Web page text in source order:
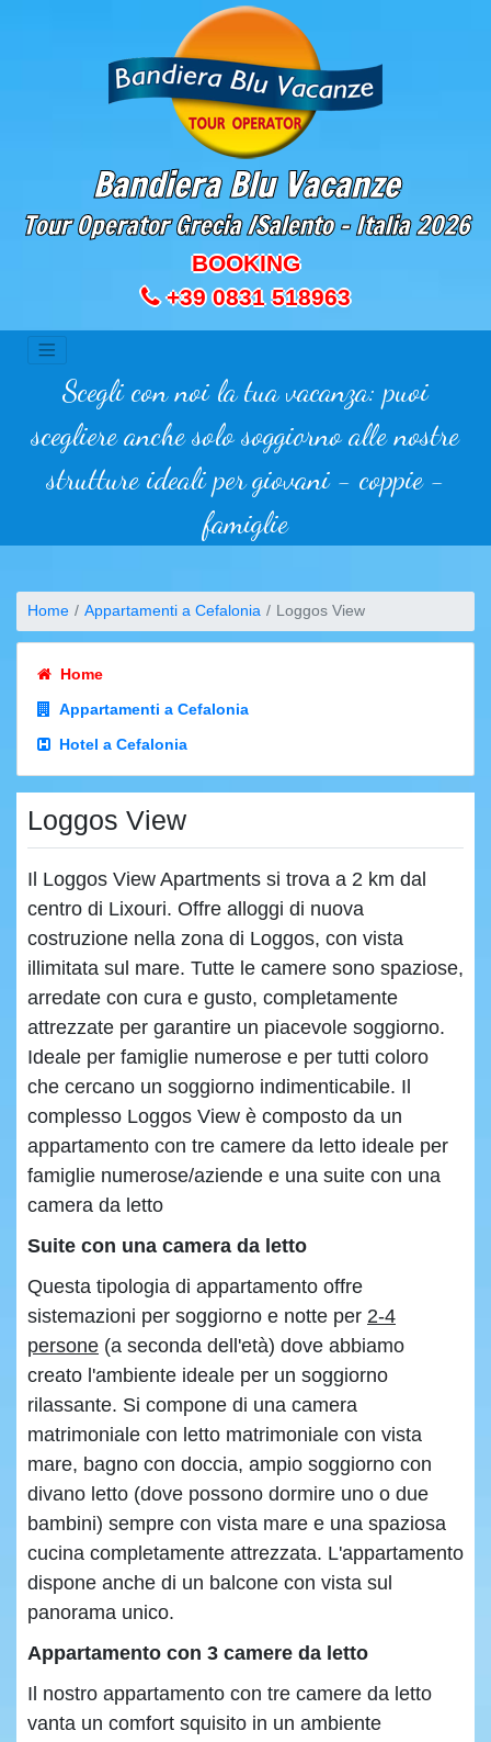
Bandiera Blu Vacanze
Tour Operator Grecia /Salento - Italia2026
BOOKING
+39 0831 518963
Scegli con noi la tua vacanza: puoi
scegliere anche solo soggiorno alle nostre
strutture ideali per giovani - coppie -
famiglie
Home Appartamenti a Cefalonia Loggos View
Home
Appartamenti a Cefalonia
Hotel a Cefalonia
Loggos View
Il Loggos View Apartments si trova a 2 km dal
centro di Lixouri. Offre alloggi di nuova
costruzione nella zona di Loggos, con vista
illimitata sul mare. Tutte le camere sono spaziose,
arredate con cura e gusto, completamente
attrezzate per garantire un piacevole soggiorno.
Ideale per famiglie numerose e per tutti coloro
che cercano un soggiorno indimenticabile. Il
complesso Loggos View è composto da un
appartamento con tre camere da letto ideale per
famiglie numerose/aziende e una suite con una
camera da letto
Suite con una camera da letto
Questa tipologia di appartamento offre
sistemazioni per soggiorno e notte per 2-4
persone (a seconda dell'età) dove abbiamo
creato l'ambiente ideale per un soggiorno
rilassante. Si compone di una camera
matrimoniale con letto matrimoniale con vista
mare, bagno con doccia, ampio soggiorno con
divano letto (dove possono dormire uno o due
bambini) sempre con vista mare e una spaziosa
cucina completamente attrezzata. L'appartamento
dispone anche di un balcone con vista sul
panorama unico.
Appartamento con 3 camere da etto
Il nostro appartamento con tre camere da letto
vanta un comfort squisito in un ambiente